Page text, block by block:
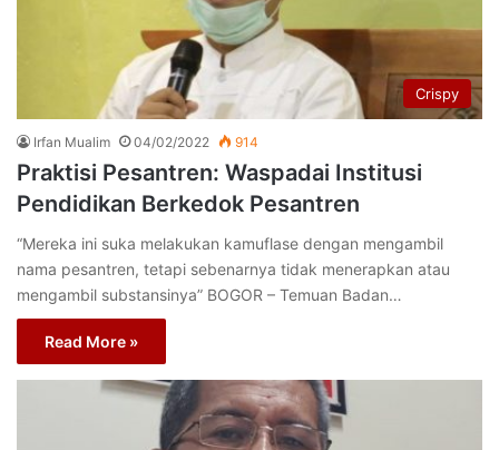
Crispy
Irfan Mualim 04/02/2022 914
Praktisi Pesantren: Waspadai Institusi
Pendidikan Berkedok Pesantren
“Mereka ini suka melakukan kamuflase dengan mengambil
nama pesantren, tetapi sebenarnya tidak menerapkan atau
mengambil substansinya” BOGOR – Temuan Badan…
Read More »